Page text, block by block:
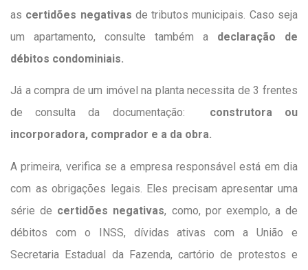
as certidões negativas de tributos municipais. Caso seja
um apartamento, consulte também a declaração de
débitos condominiais.
Já a compra de um imóvel na planta necessita de 3 frentes
de consulta da documentação: construtora ou
incorporadora, comprador e a da obra.
A primeira, verifica se a empresa responsável está em dia
com as obrigações legais. Eles precisam apresentar uma
série de certidões negativas, como, por exemplo, a de
débitos com o INSS, dívidas ativas com a União e
Secretaria Estadual da Fazenda, cartório de protestos e